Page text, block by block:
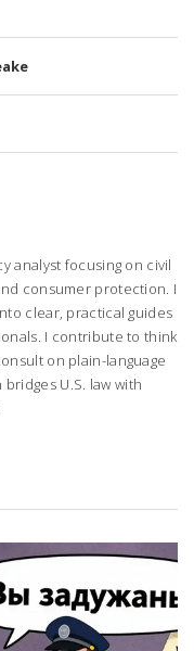
analyst focusing on civil
consumer protection. I
clear, practical guides
I contribute to think
on plain-language
U.S. law with